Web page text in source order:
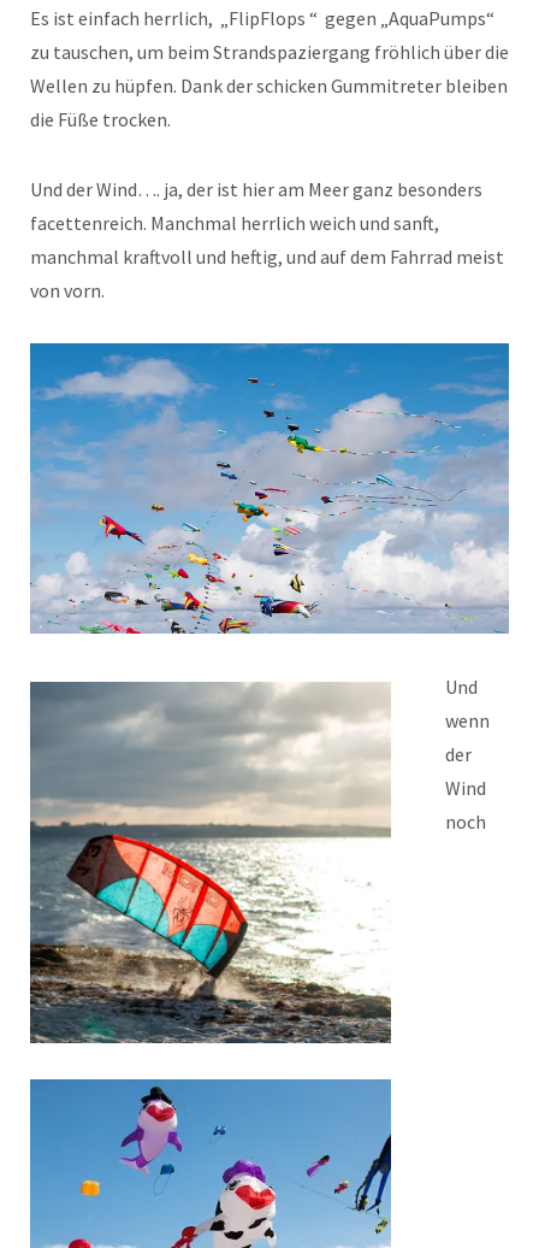
Es ist einfach herrlich, „FlipFlops “ gegen „AquaPumps“
zu tauschen, um beim Strandspaziergang fröhlich über die
Wellen zu hüpfen. Dank der schicken Gummitreter bleiben
die Füße trocken.
Und der Wind…. ja, der ist hier am Meer ganz besonders
facettenreich. Manchmal herrlich weich und sanft,
manchmal kraftvoll und heftig, und auf dem Fahrrad meist
von vorn.
Und
wenn
der
Wind
noch